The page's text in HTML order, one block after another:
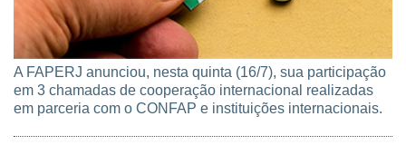
A FAPERJ anunciou, nesta quinta (16/7), sua participação
em 3 chamadas de cooperação internacional realizadas